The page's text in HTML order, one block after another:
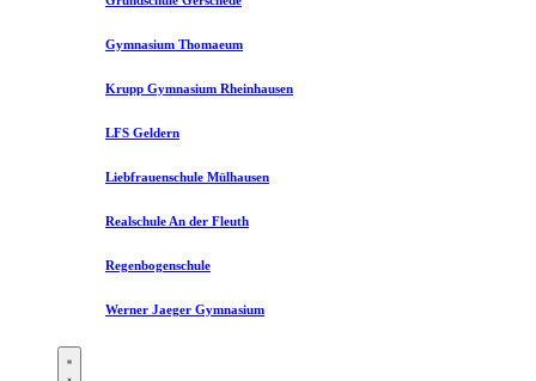
Gymnasium Thomaeum
Krupp Gymnasium Rheinhausen
LFS Geldern
Liebfrauenschule Mülhausen​
Realschule An der Fleuth
Regenbogenschule
Werner Jaeger Gymnasium